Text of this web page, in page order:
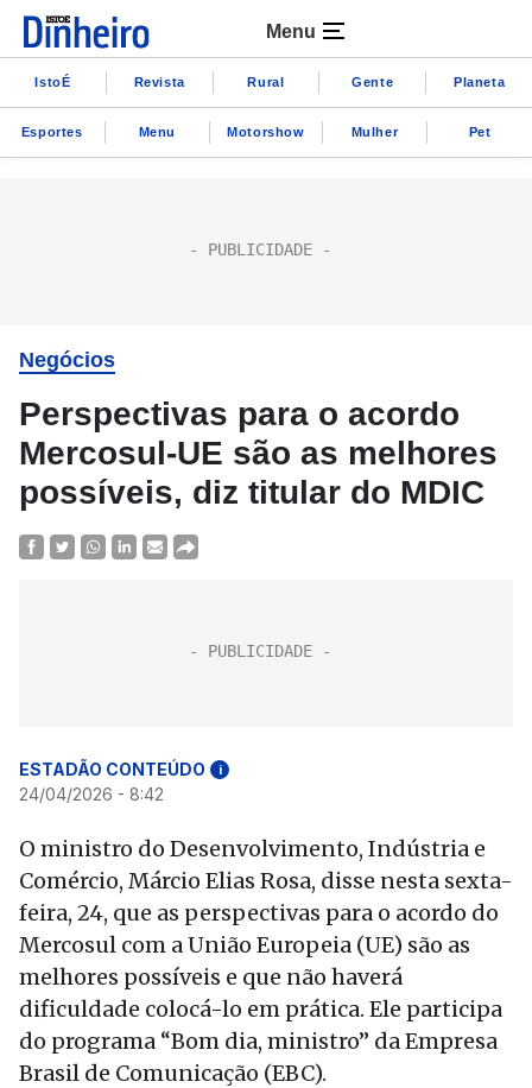
Menu
IstoÉ Revista Rural Gente Planeta
Esportes Menu Motorshow Mulher Pet
Negócios
Perspectivas para o acordo
Mercosul-UE são as melhores
possíveis, diz titular do MDIC
ESTADÃO CONTEÚDO i
24/04/2026 - 8:42
O ministro do Desenvolvimento, Indústria e
Comércio, Márcio Elias Rosa, disse nesta sexta-
feira, 24, que as perspectivas para o acordo do
Mercosul com a União Europeia (UE) são as
melhores possíveis e que não haverá
dificuldade colocá-lo em prática. Ele participa
do programa “Bom dia, ministro” da Empresa
Brasil de Comunicação (EBC).